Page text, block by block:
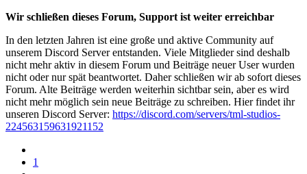
Wir schließen dieses Forum, Support ist weiter erreichbar
In den letzten Jahren ist eine große und aktive Community auf
unserem Discord Server entstanden. Viele Mitglieder sind deshalb
nicht mehr aktiv in diesem Forum und Beiträge neuer User wurden
nicht oder nur spät beantwortet. Daher schließen wir ab sofort dieses
Forum. Alte Beiträge werden weiterhin sichtbar sein, aber es wird
nicht mehr möglich sein neue Beiträge zu schreiben. Hier findet ihr
unseren Discord Server: https://discord.com/servers/tml-studios-
224563159631921152
1